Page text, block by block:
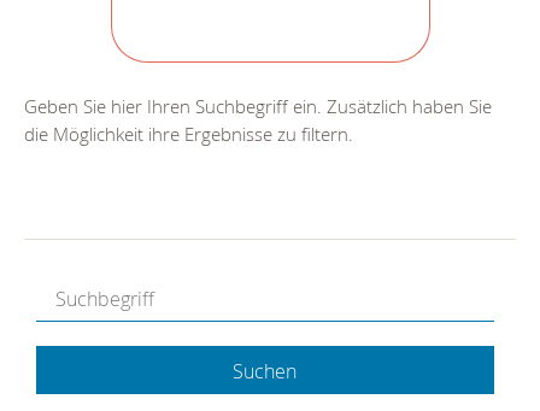
Geben Sie hier Ihren Suchbegriff ein. Zusätzlich haben Sie
die Möglichkeit ihre Ergebnisse zu filtern.
Suchen